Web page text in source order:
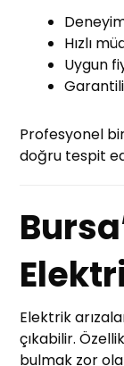
Hızlı
Uygun
Profesyonel
doğru tespit
Elektrik
çıkabilir.
bulmak zor